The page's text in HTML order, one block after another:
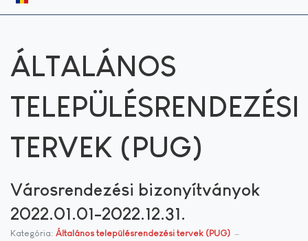
ÁLTALÁNOS
TELEPÜLÉSRENDEZÉSI
TERVEK (PUG)
Városrendezési bizonyítványok
2022.01.01-2022.12.31.
Kategória: Általános településrendezési tervek (PUG)